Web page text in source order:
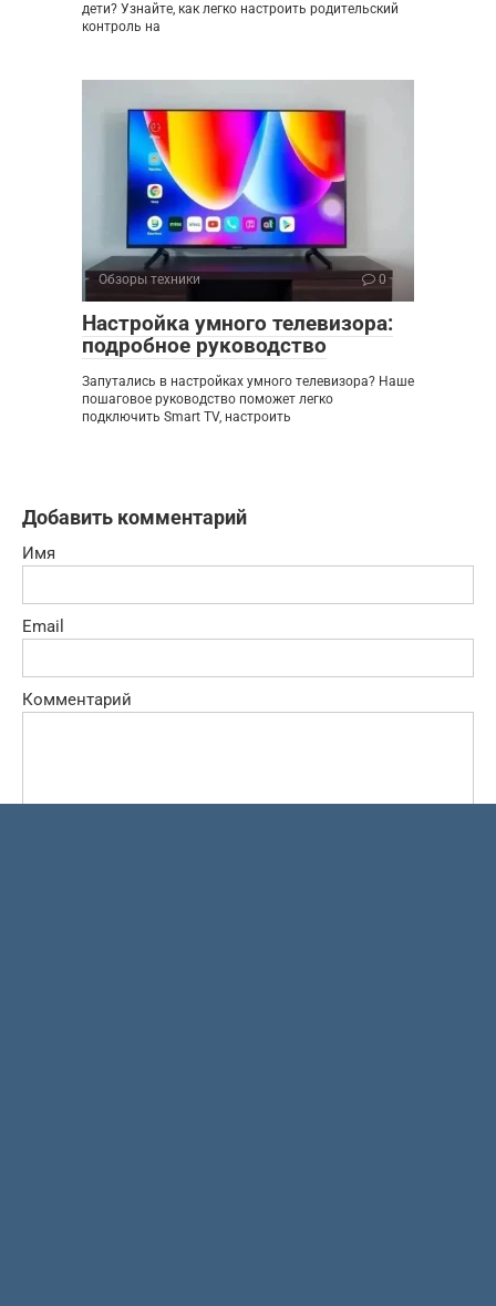
дети? Узнайте, как легко настроить родительский
контроль на
Обзоры техники 0
Настройка умного телевизора:
подробное руководство
Запутались в настройках умного телевизора? Наше
пошаговое руководство поможет легко
подключить Smart TV, настроить
Добавить комментарий
Имя
Email
Комментарий